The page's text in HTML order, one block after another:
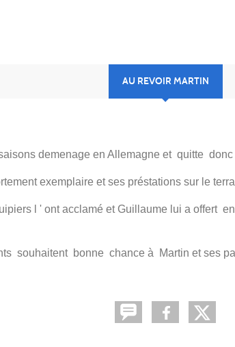
AU REVOIR MARTIN
demenage en Allemagne et quitte
exemplaire et ses préstations sur le
l ' ont acclamé et Guillaume lui a offert
souhaitent bonne chance à Martin et ses